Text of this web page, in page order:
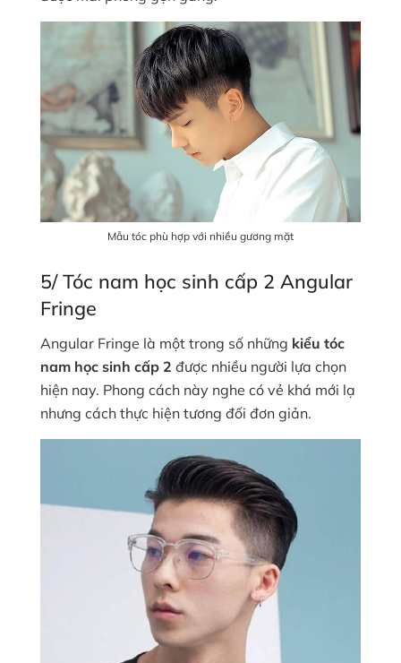
Mẫu tóc phù hợp với nhiều gương mặt
5/ Tóc nam học sinh cấp 2 Angular
Fringe
Angular Fringe là một trong số những kiểu tóc
nam học sinh cấp 2 được nhiều người lựa chọn
hiện nay. Phong cách này nghe có vẻ khá mới lạ
nhưng cách thực hiện tương đối đơn giản.